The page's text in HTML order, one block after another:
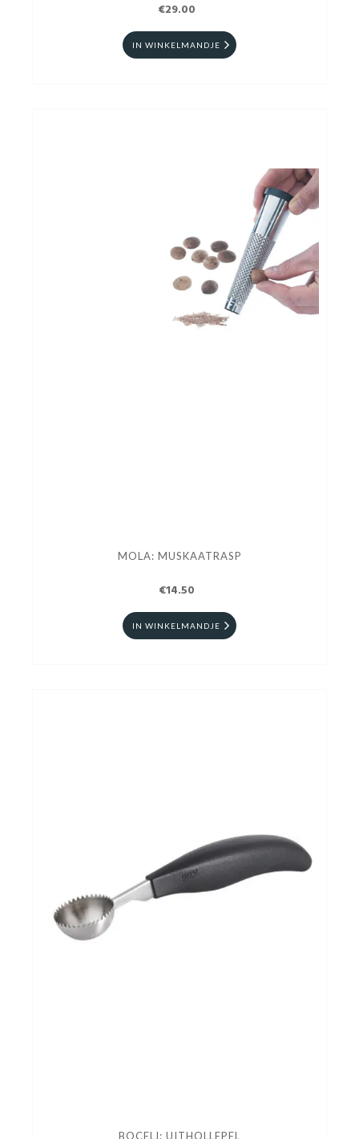
€29.00
IN WINKELMANDJE
MOLA: MUSKAATRASP
€14.50
IN WINKELMANDJE
BOCELI: UITHOLLEPEL